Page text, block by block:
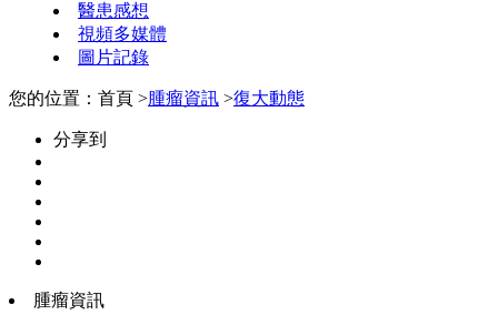
醫患感想
視頻多媒體
圖片記錄
您的位置：首頁 >腫瘤資訊 >復大動態
分享到
腫瘤資訊